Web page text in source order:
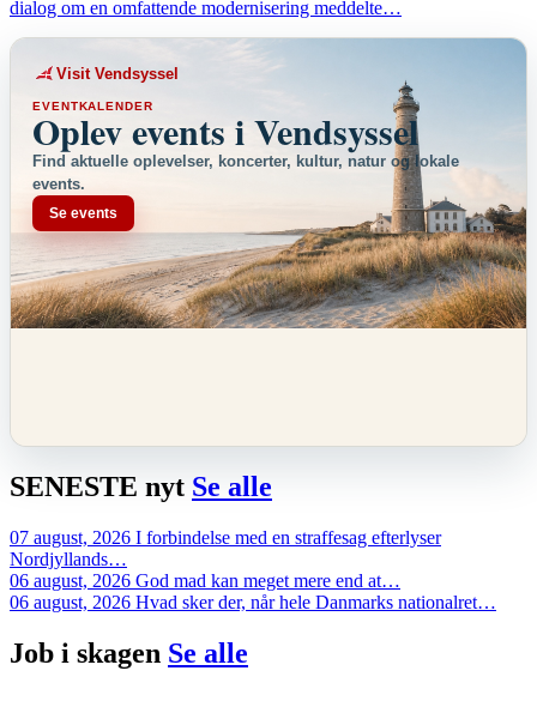
dialog om en omfattende modernisering meddelte…
Visit Vendsyssel
EVENTKALENDER
Oplev events i Vendsyssel
Find aktuelle oplevelser, koncerter, kultur, natur og lokale
events.
Se events
SENESTE nyt Se alle
07 august, 2026 I forbindelse med en straffesag efterlyser
Nordjyllands…
06 august, 2026 God mad kan meget mere end at…
06 august, 2026 Hvad sker der, når hele Danmarks nationalret…
Job i skagen Se alle